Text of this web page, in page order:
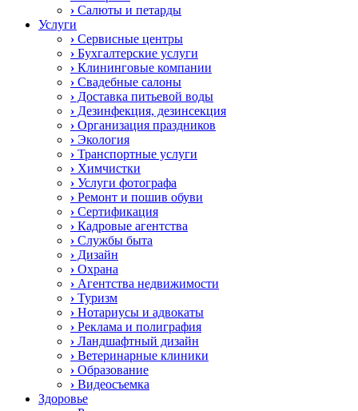
› Салюты и петарды
Услуги
› Сервисные центры
› Бухгалтерские услуги
› Клининговые компании
› Свадебные салоны
› Доставка питьевой воды
› Дезинфекция, дезинсекция
› Организация праздников
› Экология
› Транспортные услуги
› Химчистки
› Услуги фотографа
› Ремонт и пошив обуви
› Сертификация
› Кадровые агентства
› Службы быта
› Дизайн
› Охрана
› Агентства недвижимости
› Туризм
› Нотариусы и адвокаты
› Реклама и полиграфия
› Ландшафтный дизайн
› Ветеринарные клиники
› Образование
› Видеосъемка
Здоровье